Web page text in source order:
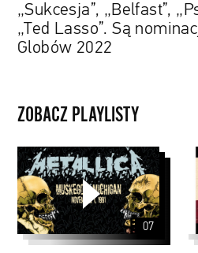
„Sukcesja”, „Belfast”,
„Ted Lasso”. Są
Globów 2022
ZOBACZ PLAYLISTY
Seria
archiwalnych
koncertów
Metalliki
07